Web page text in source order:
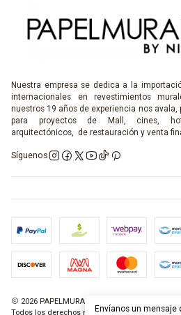
Nuestra empresa se dedica a la
internacionales en revestimientos
nuestros 19 años de experiencia nos
para proyectos de Mall, cines,
arquitectónicos, de restauración y venta
Síguenos
2026 PAPELMURAL.COM.
Todos los derechos reservados.Desarrollado
Envíanos un mensaje